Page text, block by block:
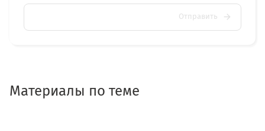
Отправить
Материалы по теме